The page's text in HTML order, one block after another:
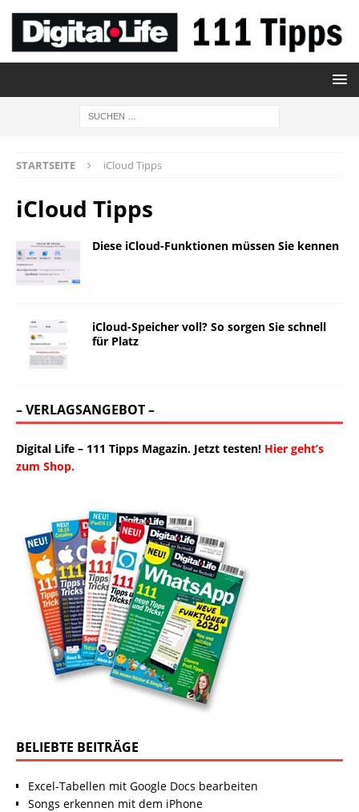
STARTSEITE iCloud Tipps
iCloud Tipps
Diese iCloud-Funktionen müssen Sie kennen
iCloud-Speicher voll? So sorgen Sie schnell
für Platz
– VERLAGSANGEBOT –
Digital Life – 111 Tipps Magazin. Jetzt testen! Hier geht’s
zum Shop.
BELIEBTE BEITRÄGE
Excel-Tabellen mit Google Docs bearbeiten
Songs erkennen mit dem iPhone